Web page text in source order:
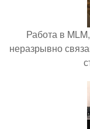
Работа в
неразрывно